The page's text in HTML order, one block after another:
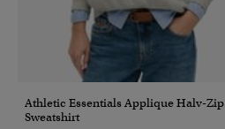
Athletic Essentials Applique Halv-Zip
Sweatshirt